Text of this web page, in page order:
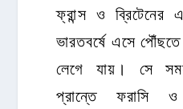
ফ্রান্স ও ব্রিটেনের
ভারতবর্ষে এসে
লেগে যায়। সে
প্রান্তে ফরাসি ও